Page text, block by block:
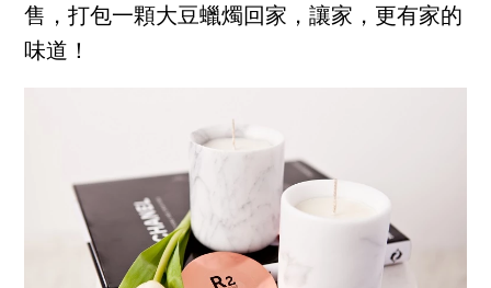
售，打包一顆大豆蠟燭回家，讓家，更有家的
味道！